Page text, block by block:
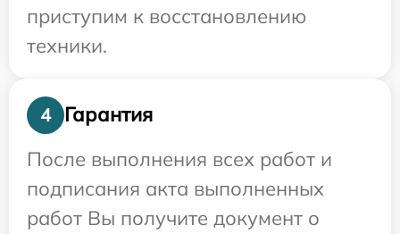
приступим к восстановлению
техники.
4
Гарантия
После выполнения всех работ и
подписания акта выполненных
работ Вы получите документ о